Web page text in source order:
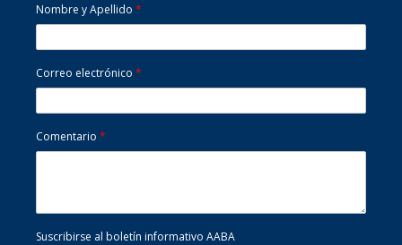
Nombre y Apellido *
Correo electrónico *
Comentario *
Suscribirse al boletín informativo AABA